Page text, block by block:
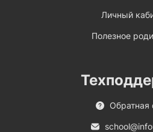
Личный
Полезное
Обратная